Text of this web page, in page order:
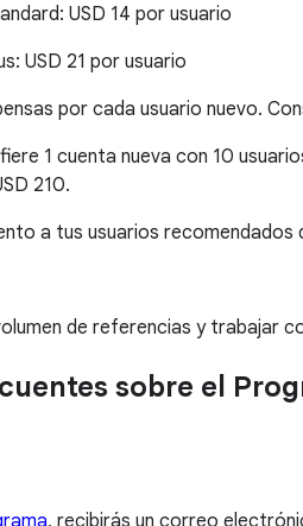
USD 14 por usuario
USD 21 por usuario
por cada usuario nuevo.
1 cuenta nueva con 10
210.
a tus usuarios recomendados
de referencias y trabajar
sobre el